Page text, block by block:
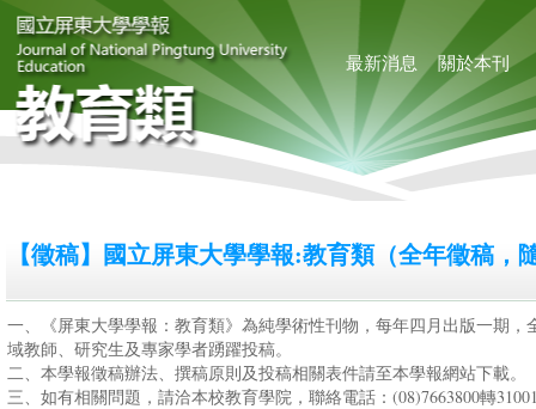
最新消息 關於本刊
【徵稿】國立屏東大學學報:教育類（全年徵稿，
一、《屏東大學學報：教育類》為純學術性刊物，每年四月出版一期
域教師、研究生及專家學者踴躍投稿。
二、本學報徵稿辦法、撰稿原則及投稿相關表件請至本學報網站下載。
三、如有相關問題，請洽本校教育學院，聯絡電話：(08)7663800轉